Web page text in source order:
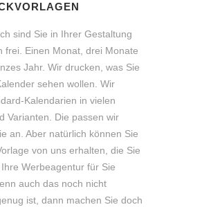
sind Sie in Ihrer Gestaltung
frei. Einen Monat, drei Monate
Jahr. Wir drucken, was Sie
sehen wollen. Wir
Kalendarien in vielen
Varianten. Die passen wir
an. Aber natürlich können Sie
von uns erhalten, die Sie
Werbeagentur für Sie
auch das noch nicht
ist, dann machen Sie doch